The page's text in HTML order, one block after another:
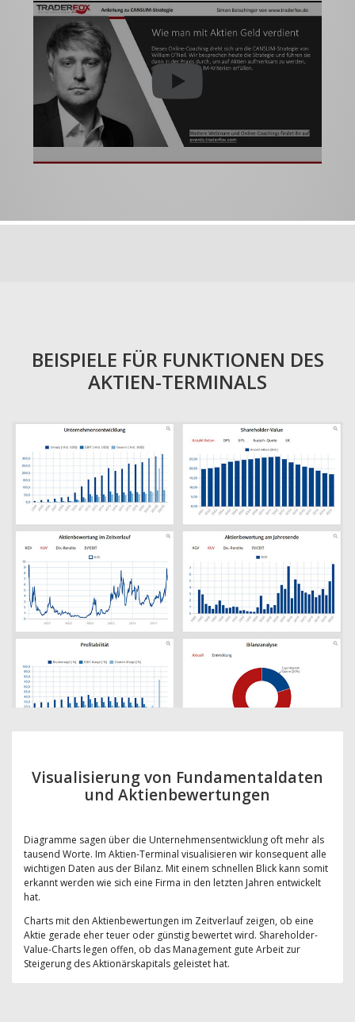
BEISPIELE FÜR FUNKTIONEN DES
AKTIEN-TERMINALS
Visualisierung von Fundamentaldaten
und Aktienbewertungen
Diagramme sagen über die Unternehmensentwicklung oft mehr als
tausend Worte. Im Aktien-Terminal visualisieren wir konsequent alle
wichtigen Daten aus der Bilanz. Mit einem schnellen Blick kann somit
erkannt werden wie sich eine Firma in den letzten Jahren entwickelt
hat.
Charts mit den Aktienbewertungen im Zeitverlauf zeigen, ob eine
Aktie gerade eher teuer oder günstig bewertet wird. Shareholder-
Value-Charts legen offen, ob das Management gute Arbeit zur
Steigerung des Aktionärskapitals geleistet hat.